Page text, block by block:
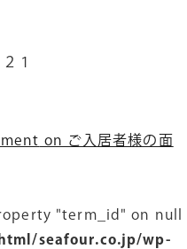
１
on ご入居者様の面
"term_id" on null
seafour.co.jp/wp-